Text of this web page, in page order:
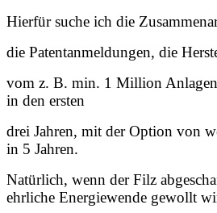
Hierfür suche ich die
die Patentanmeldungen, die
vom z. B. min. 1 Million
in den ersten
drei Jahren, mit der Option von
in 5 Jahren.
Natürlich, wenn der Filz
ehrliche Energiewende gewollt